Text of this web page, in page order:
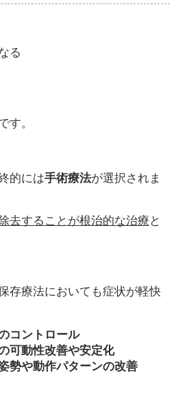
る
す。
的には手術療法が選択されま
去することが根治的な治療 と
存療法においても症状が軽快
コントロール
可動性改善や安定化
勢や動作パターンの改善